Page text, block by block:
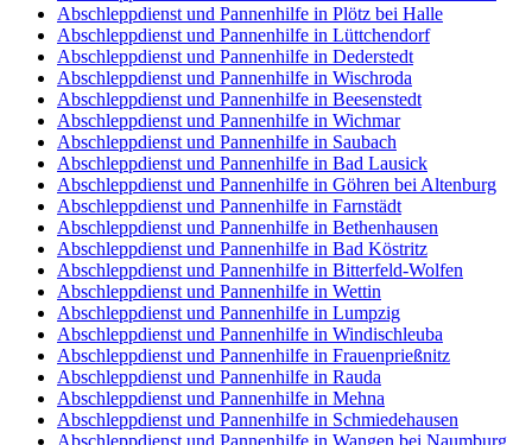
Abschleppdienst und Pannenhilfe in Plötz bei Halle
Abschleppdienst und Pannenhilfe in Lüttchendorf
Abschleppdienst und Pannenhilfe in Dederstedt
Abschleppdienst und Pannenhilfe in Wischroda
Abschleppdienst und Pannenhilfe in Beesenstedt
Abschleppdienst und Pannenhilfe in Wichmar
Abschleppdienst und Pannenhilfe in Saubach
Abschleppdienst und Pannenhilfe in Bad Lausick
Abschleppdienst und Pannenhilfe in Göhren bei Altenburg
Abschleppdienst und Pannenhilfe in Farnstädt
Abschleppdienst und Pannenhilfe in Bethenhausen
Abschleppdienst und Pannenhilfe in Bad Köstritz
Abschleppdienst und Pannenhilfe in Bitterfeld-Wolfen
Abschleppdienst und Pannenhilfe in Wettin
Abschleppdienst und Pannenhilfe in Lumpzig
Abschleppdienst und Pannenhilfe in Windischleuba
Abschleppdienst und Pannenhilfe in Frauenprießnitz
Abschleppdienst und Pannenhilfe in Rauda
Abschleppdienst und Pannenhilfe in Mehna
Abschleppdienst und Pannenhilfe in Schmiedehausen
Abschleppdienst und Pannenhilfe in Wangen bei Naumburg